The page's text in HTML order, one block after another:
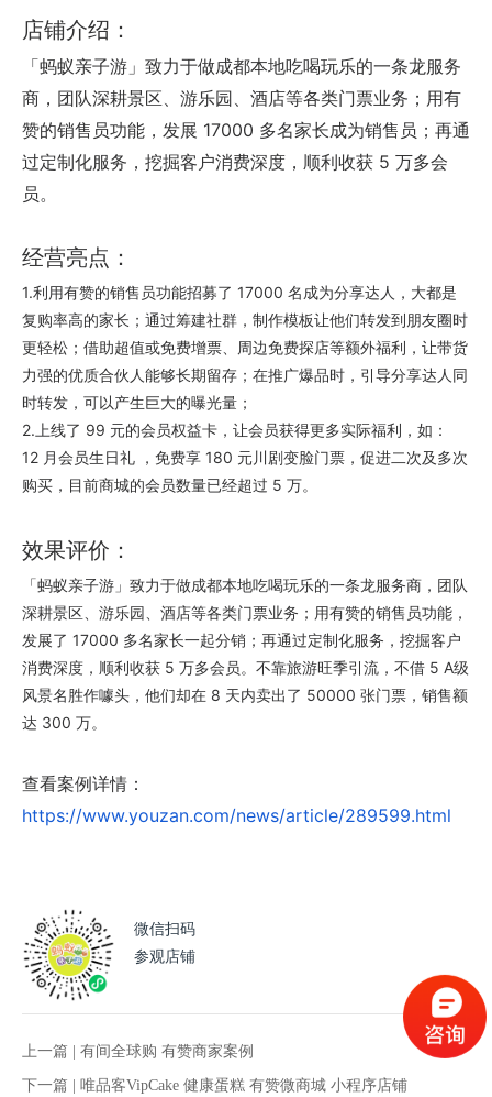
店铺介绍：
「蚂蚁亲子游」致力于做成都本地吃喝玩乐的一条龙服务
商，团队深耕景区、游乐园、酒店等各类门票业务；用有
赞的销售员功能，发展 17000 多名家长成为销售员；再通
过定制化服务，挖掘客户消费深度，顺利收获 5 万多会
员。
经营亮点：
1.利用有赞的销售员功能招募了 17000 名成为分享达人，大都是
复购率高的家长；通过筹建社群，制作模板让他们转发到朋友圈时
更轻松；借助超值或免费增票、周边免费探店等额外福利，让带货
力强的优质合伙人能够长期留存；在推广爆品时，引导分享达人同
时转发，可以产生巨大的曝光量；
2.上线了 99 元的会员权益卡，让会员获得更多实际福利，如：
12 月会员生日礼 ，免费享 180 元川剧变脸门票，促进二次及多次
购买，目前商城的会员数量已经超过 5 万。
效果评价：
「蚂蚁亲子游」致力于做成都本地吃喝玩乐的一条龙服务商，团队
深耕景区、游乐园、酒店等各类门票业务；用有赞的销售员功能，
发展了 17000 多名家长一起分销；再通过定制化服务，挖掘客户
消费深度，顺利收获 5 万多会员。不靠旅游旺季引流，不借 5 A级
风景名胜作噱头，他们却在 8 天内卖出了 50000 张门票，销售额
达 300 万。
查看案例详情：
https://www.youzan.com/news/article/289599.html
微信扫码
参观店铺
上一篇 | 有间全球购 有赞商家案例
下一篇 | 唯品客VipCake 健康蛋糕 有赞微商城 小程序店铺